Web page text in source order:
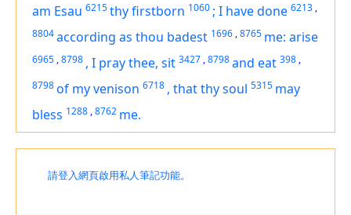
am Esau 6215thy firstborn 1060 ; I have done 6213 ,
8804according as thou badest 1696 ,8765 me: arise
6965 ,8798 , I pray thee, sit 3427 ,8798and eat 398 ,
8798of my venison 6718 , that thy soul 5315 may
bless 1288 ,8762 me.
請登入網頁啟用私人筆記功能。